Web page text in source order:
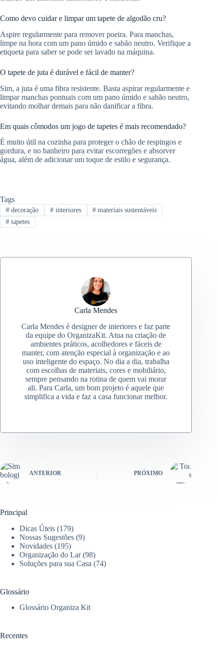
Como devo cuidar e limpar um tapete de algodão cru?
Aspire regularmente para remover poeira. Para manchas,
limpe na hora com um pano úmido e sabão neutro. Verifique a
etiqueta para saber se pode ser lavado na máquina.
O tapete de juta é durável e fácil de manter?
Sim, a juta é uma fibra resistente. Basta aspirar regularmente e
limpar manchas pontuais com um pano úmido e sabão neutro,
evitando molhar demais para não danificar a fibra.
Em quais cômodos um jogo de tapetes é mais recomendado?
É muito útil na cozinha para proteger o chão de respingos e
gordura, e no banheiro para evitar escorregões e absorver
água, além de adicionar um toque de estilo e segurança.
Tags
#decoração #interiores # materiais sustentáveis
#tapetes
Carla Mendes
Carla Mendes é designer de interiores e faz parte
da equipe do OrganizaKit. Atua na criação de
ambientes práticos, acolhedores e fáceis de
manter, com atenção especial à organização e ao
uso inteligente do espaço. No dia a dia, trabalha
com escolhas de materiais, cores e mobiliário,
sempre pensando na rotina de quem vai morar
ali. Para Carla, um bom projeto é aquele que
simplifica a vida e faz a casa funcionar melhor.
ANTERIOR PRÓXIMO
Principal
Dicas Úteis (179)
Nossas Sugestões (9)
Novidades (195)
Organização do Lar(98)
Soluções para sua Casa (74)
Glossário
Glossário Organiza Kit
Recentes